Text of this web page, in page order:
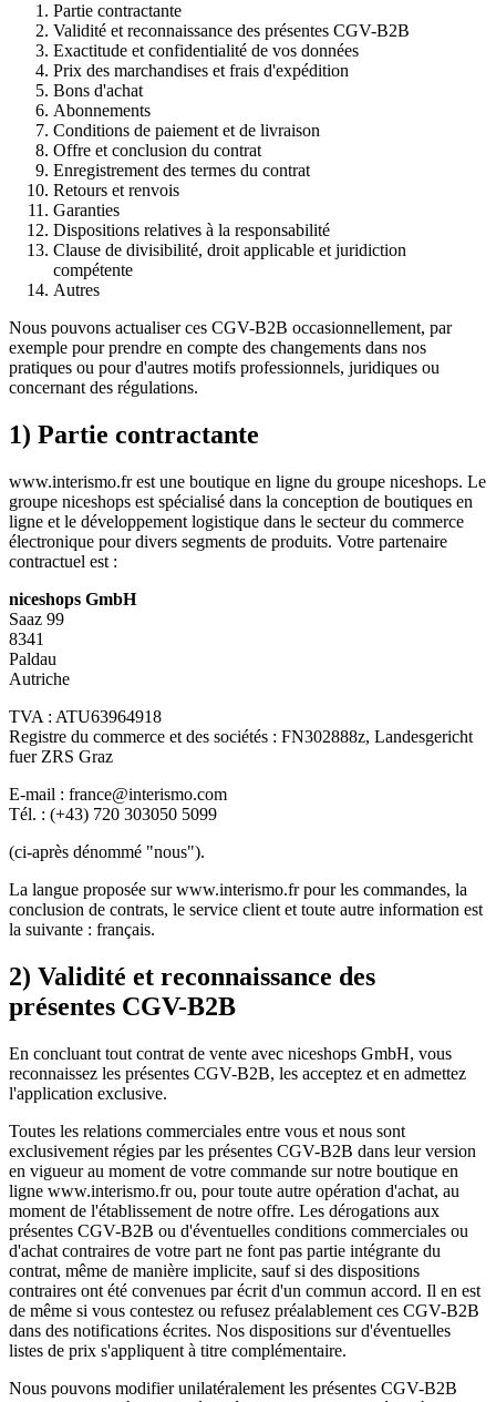
Partie contractante
Validité et reconnaissance des présentes CGV-B2B
Exactitude et confidentialité de vos données
Prix des marchandises et frais d'expédition
Bons d'achat
Abonnements
Conditions de paiement et de livraison
Offre et conclusion du contrat
Enregistrement des termes du contrat
Retours et renvois
Garanties
Dispositions relatives à la responsabilité
Clause de divisibilité, droit applicable et juridiction
compétente
Autres
Nous pouvons actualiser ces CGV-B2B occasionnellement, par
exemple pour prendre en compte des changements dans nos
pratiques ou pour d'autres motifs professionnels, juridiques ou
concernant des régulations.
1) Partie contractante
www.interismo.fr est une boutique en ligne du groupe niceshops. Le
groupe niceshops est spécialisé dans la conception de boutiques en
ligne et le développement logistique dans le secteur du commerce
électronique pour divers segments de produits. Votre partenaire
contractuel est :
niceshops GmbH
Saaz 99
8341
Paldau
Autriche
TVA : ATU63964918
Registre du commerce et des sociétés : FN302888z, Landesgericht
fuer ZRS Graz
E-mail : france@interismo.com
Tél. : (+43) 720 303050 5099
(ci-après dénommé "nous").
La langue proposée sur www.interismo.fr pour les commandes, la
conclusion de contrats, le service client et toute autre information est
la suivante : français.
2) Validité et reconnaissance des
présentes CGV-B2B
En concluant tout contrat de vente avec niceshops GmbH, vous
reconnaissez les présentes CGV-B2B, les acceptez et en admettez
l'application exclusive.
Toutes les relations commerciales entre vous et nous sont
exclusivement régies par les présentes CGV-B2B dans leur version
en vigueur au moment de votre commande sur notre boutique en
ligne www.interismo.fr ou, pour toute autre opération d'achat, au
moment de l'établissement de notre offre. Les dérogations aux
présentes CGV-B2B ou d'éventuelles conditions commerciales ou
d'achat contraires de votre part ne font pas partie intégrante du
contrat, même de manière implicite, sauf si des dispositions
contraires ont été convenues par écrit d'un commun accord. Il en est
de même si vous contestez ou refusez préalablement ces CGV-B2B
dans des notifications écrites. Nos dispositions sur d'éventuelles
listes de prix s'appliquent à titre complémentaire.
Nous pouvons modifier unilatéralement les présentes CGV-B2B